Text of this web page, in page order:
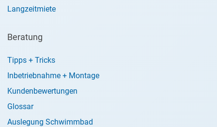
Langzeitmiete
Beratung
Tipps + Tricks
Inbetriebnahme + Montage
Kundenbewertungen
Glossar
Auslegung Schwimmbad